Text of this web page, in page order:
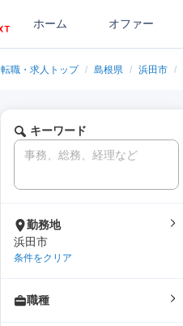
ホーム オファー
転職・求人トップ / 島根県 / 浜田市 /
キーワード
勤務地
浜田市
条件をクリア
職種